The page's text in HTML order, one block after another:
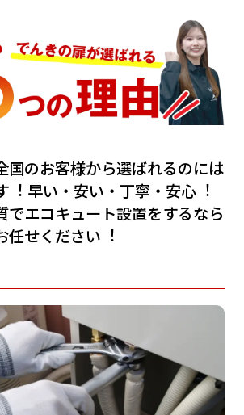
国のお客様から選ばれるのには
︕ 早い・安い・丁寧・安⼼︕
でエコキュート設置をするなら
任せください︕